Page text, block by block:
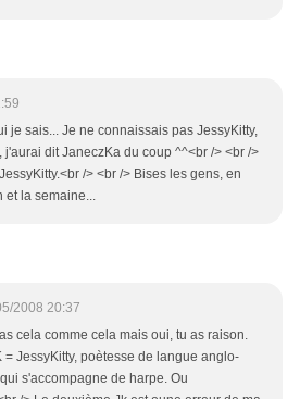
je sais... Je ne connaissais pas JessyKitty,
j'aurai dit JaneczKa du coup ^^<br /> <br />
/> <br /> Bises les gens, en
la semaine...
2008 20:37
cela comme cela mais oui, tu as raison.
= JessyKitty, poètesse de langue anglo-
s'accompagne de harpe. Ou